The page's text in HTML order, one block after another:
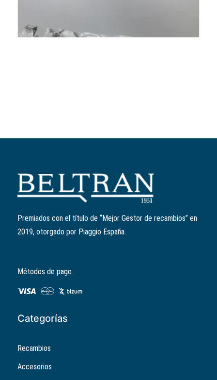
Rodillo variador 20mm/14gr
CM169102
5,98
original
era:
El
actual
Premiados con el título de “Mejor Gestor de recambios” en
2019, otorgado por Piaggio España.
Métodos de pago
Categorías
Recambios
Accesorios